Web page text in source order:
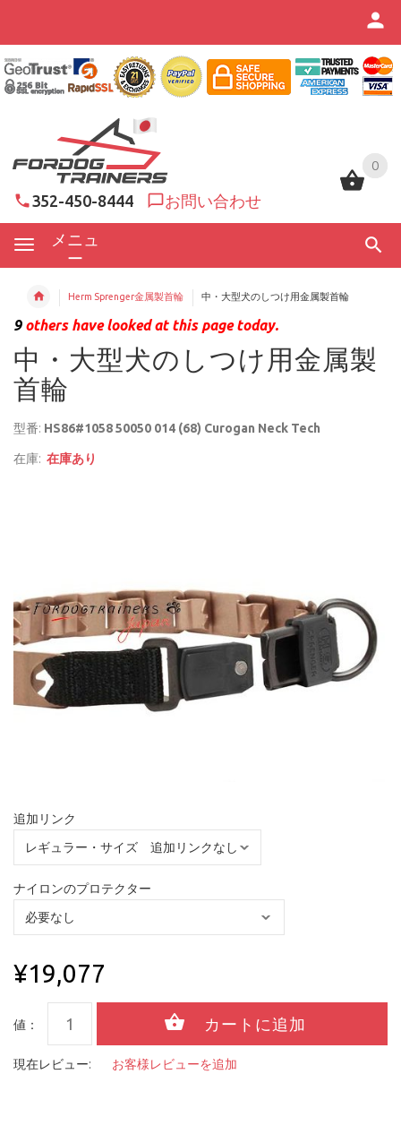
0
352-450-8444 お問い合わせ
メニュ
ー
0
Herm Sprenger金属製首輪 中・大型犬のしつけ用金属製首輪
9others have looked at this page today.
中・大型犬のしつけ用金属製
首輪
型番: HS86#1058 50050 014 (68) Curogan Neck Tech
在庫: 在庫あり
追加リンク
ナイロンのプロテクター
¥19,077
値：
現在レビュー: お客様レビューを追加